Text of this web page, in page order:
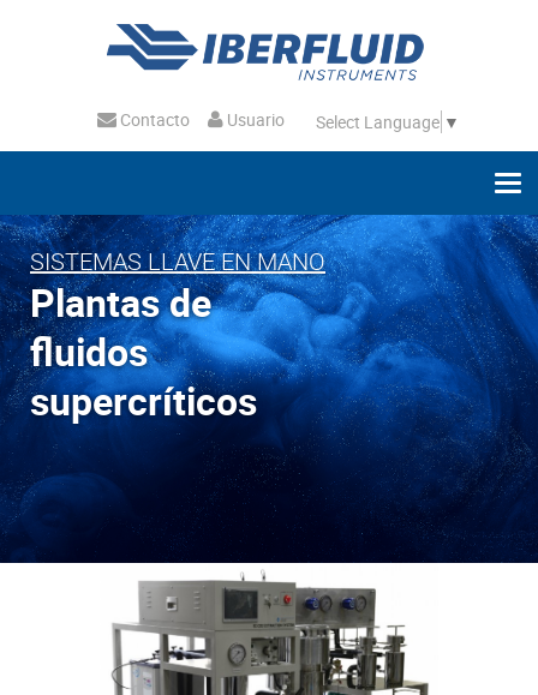
Contacto Usuario Select Language ▼
SISTEMAS LLAVE EN MANO
Plantas de
fluidos
supercríticos